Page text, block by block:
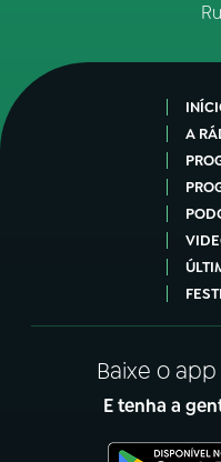
A
Baixe o
E tenha a